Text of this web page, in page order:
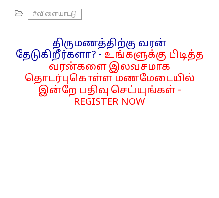
#விளையாட்டு
திருமணத்திற்கு வரன்
தேடுகிறீர்களா? - உங்களுக்கு பிடித்த
வரன்களை இலவசமாக
தொடர்புகொள்ள மணமேடையில்
இன்றே பதிவு செய்யுங்கள் -
REGISTER NOW